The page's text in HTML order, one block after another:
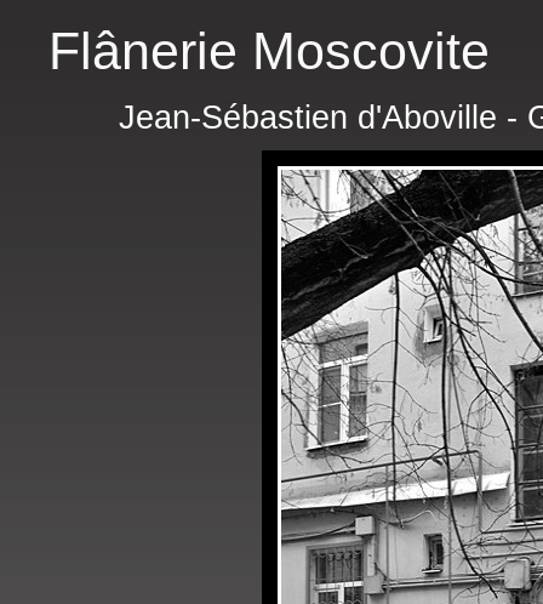
Flânerie Moscovite
Jean-Sébastien d'Aboville -